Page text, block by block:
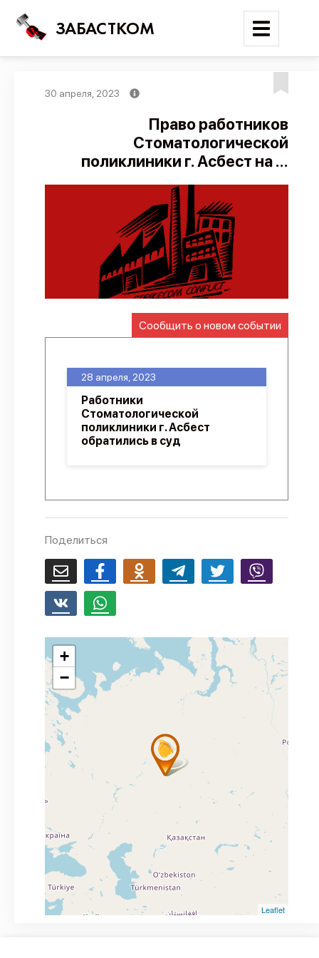
ЗАБАСТКОМ
Поиск
Новости
Карта событий
Трудовые конфликты
Отчеты
Предложить публикацию
Справочник
API
О проекте
30 апреля, 2023
Право работников
Стоматологической
поликлиники г. Асбест на ...
Сообщить о новом событии
28 апреля, 2023
Работники
Стоматологической
поликлиники г. Асбест
обратились в суд
Поделиться
+
−
Leaflet